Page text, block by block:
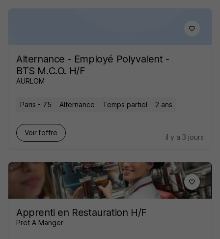
Alternance - Employé Polyvalent -
BTS M.C.O. H/F
AURLOM
Paris - 75 Alternance Temps partiel 2 ans
Voir l’offre
il y a 3 jours
Apprenti en Restauration H/F
Pret A Manger